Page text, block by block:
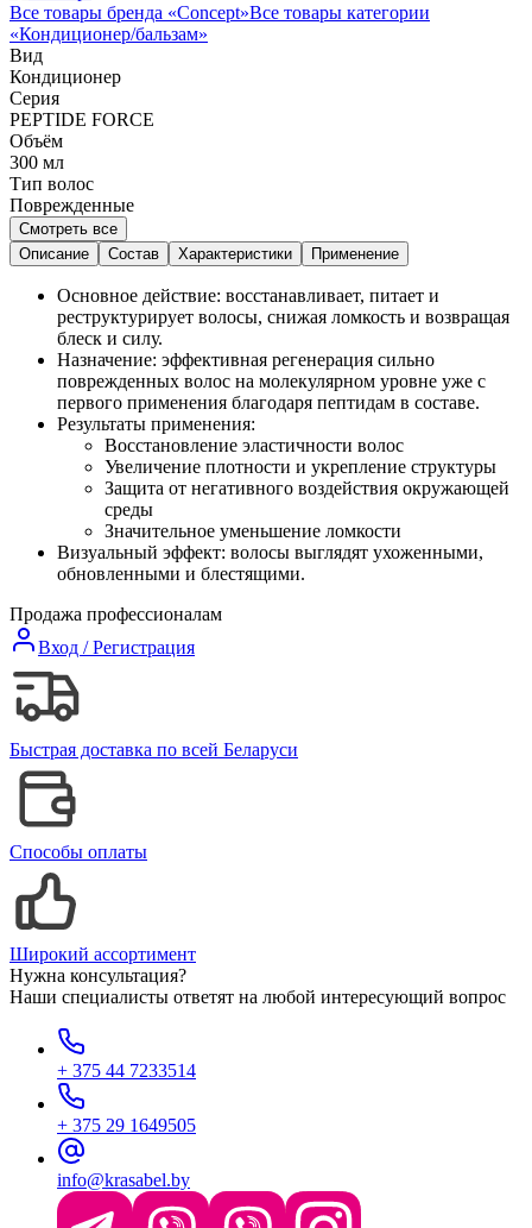
Все товары бренда «Concept»Все товары категории
«Кондиционер/бальзам»
Вид
Кондиционер
Серия
PEPTIDE FORCE
Объём
300 мл
Тип волос
Поврежденные
Смотреть все
Описание
Состав Характеристики Применение
Основное действие: восстанавливает, питает и
реструктурирует волосы, снижая ломкость и возвращая
блеск и силу.
Назначение: эффективная регенерация сильно
поврежденных волос на молекулярном уровне уже с
первого применения благодаря пептидам в составе.
Результаты применения:
Восстановление эластичности волос
Увеличение плотности и укрепление структуры
Защита от негативного воздействия окружающей
среды
Значительное уменьшение ломкости
Визуальный эффект: волосы выглядят ухоженными,
обновленными и блестящими.
Продажа профессионалам
Вход / Регистрация
Быстрая доставка по всей Беларуси
Способы оплаты
Широкий ассортимент
Нужна консультация?
Наши специалисты ответят на любой интересующий вопрос
+ 375 44 7233514
+ 375 29 1649505
info@krasabel.by